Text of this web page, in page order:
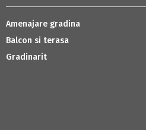
Amenajare gradina
Balcon si terasa
Gradinarit